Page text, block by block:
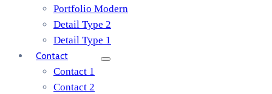
Portfolio Modern
Detail Type 2
Detail Type 1
Contact
Contact 1
Contact 2